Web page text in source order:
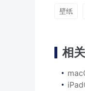
壁纸
相